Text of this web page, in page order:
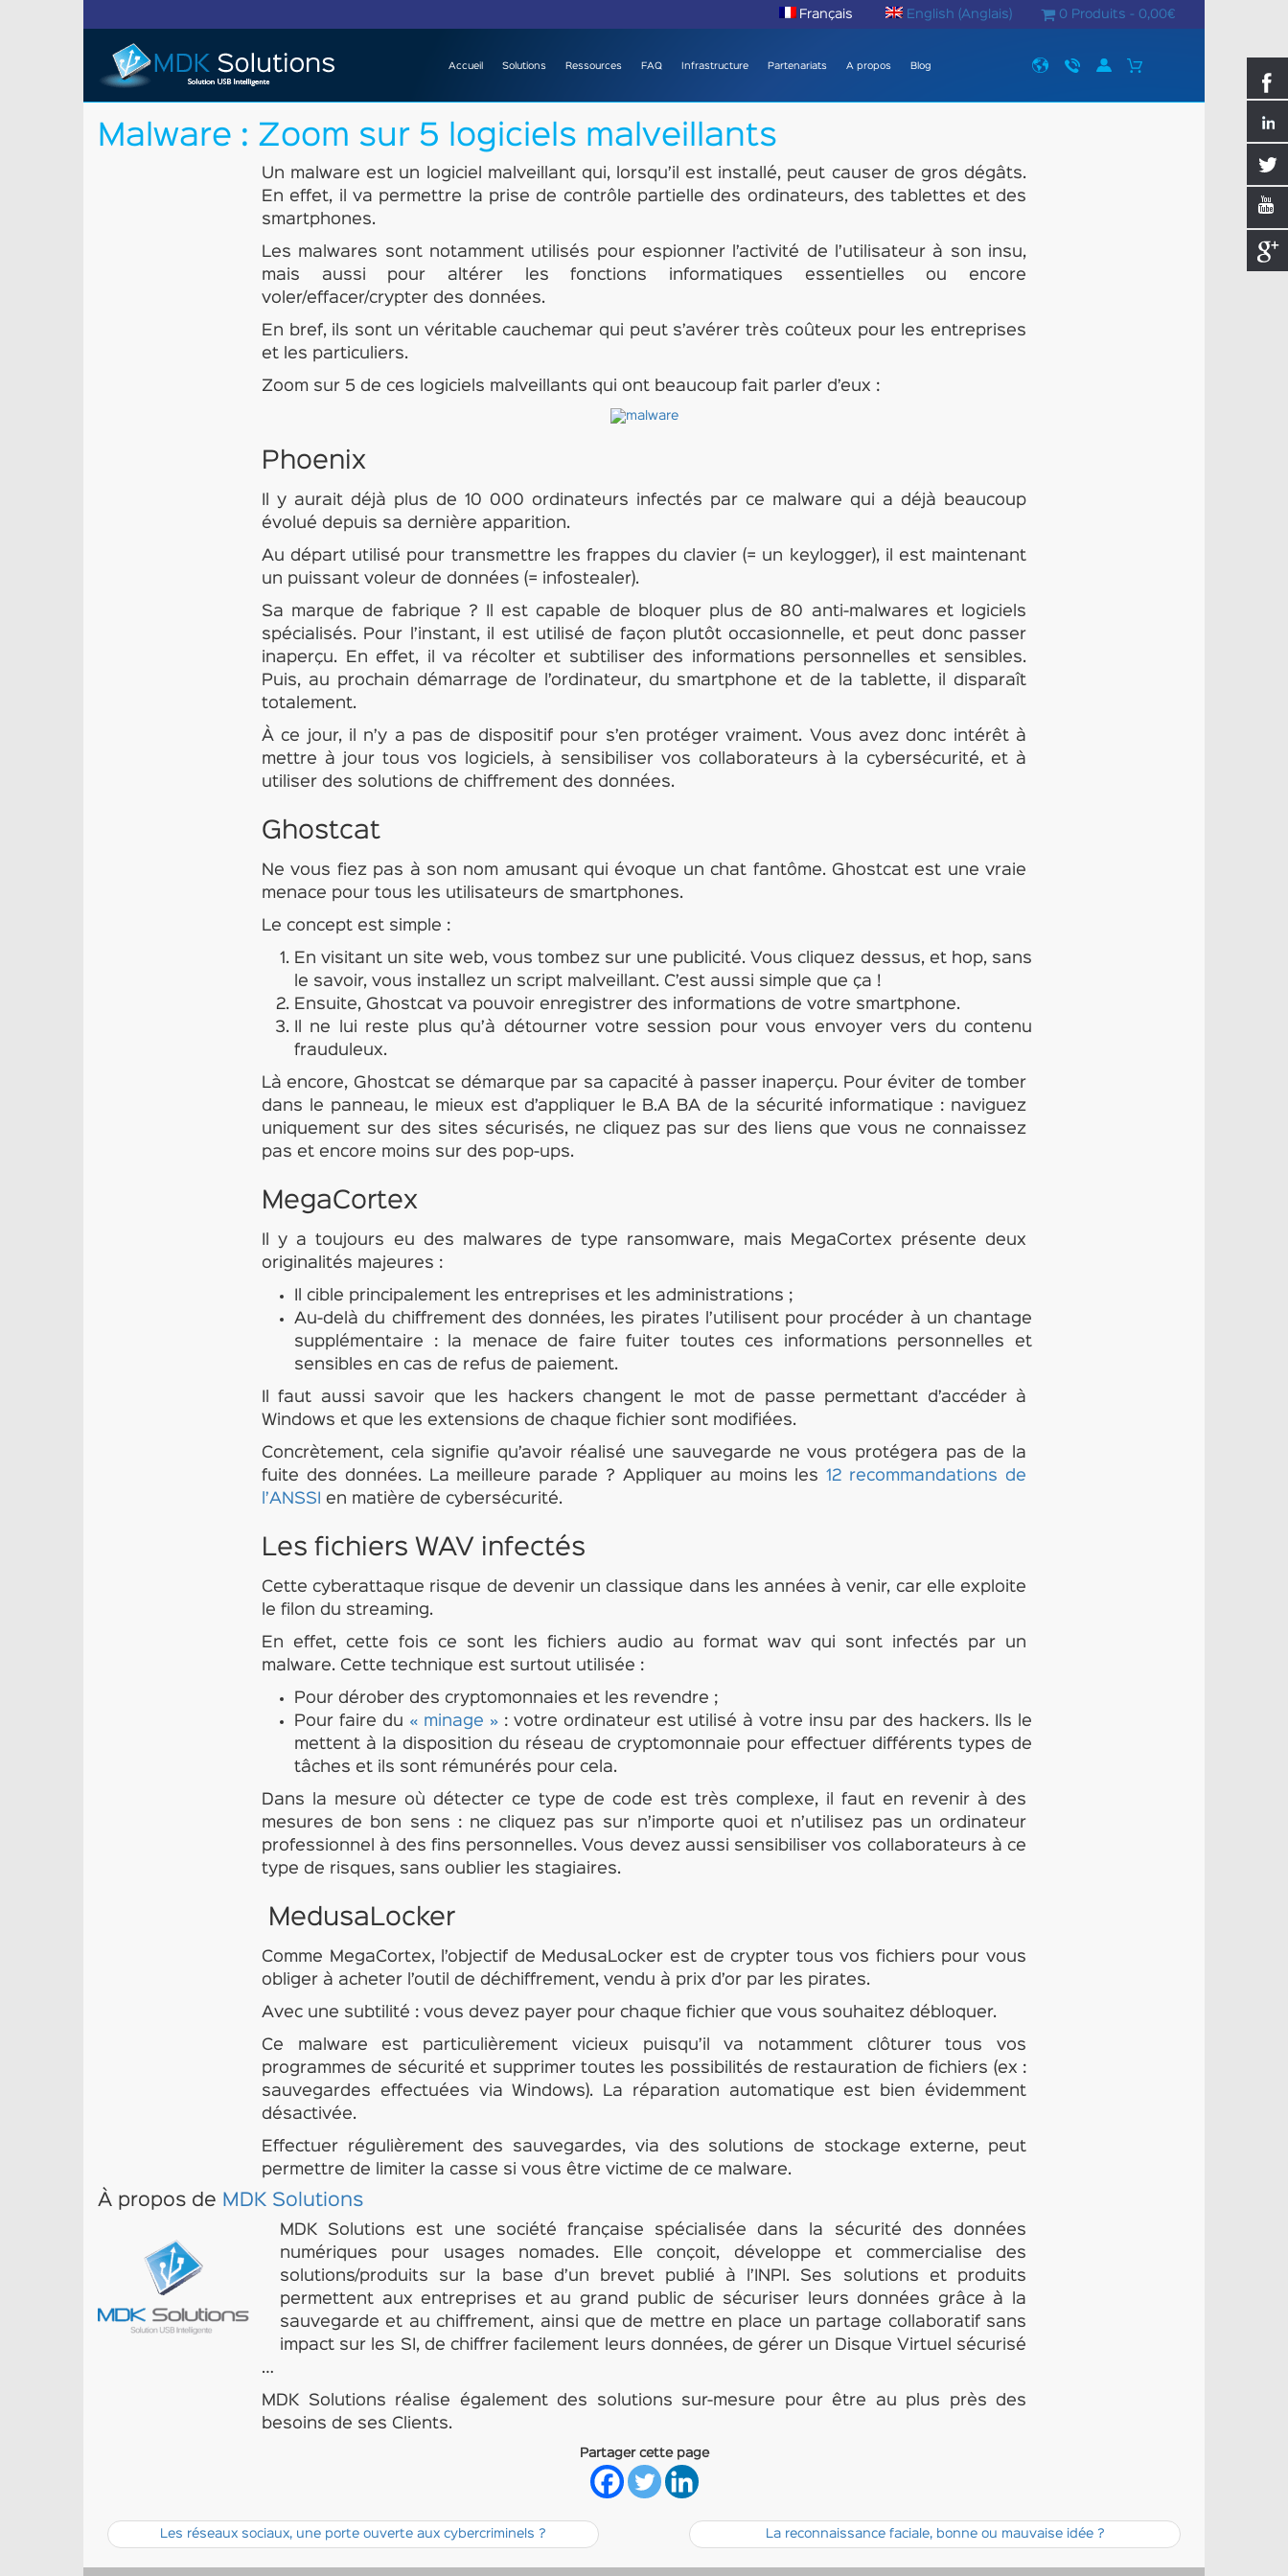
Français English ( Anglais) 0 Produits - 0,00€
Accueil Solutions Ressources FAQ Infrastructure Partenariats A propos Blog
Malware : Zoom sur 5 logiciels malveillants
Un malware est un logiciel malveillant qui, lorsqu’il est installé, peut causer de gros dégâts.
En effet, il va permettre la prise de contrôle partielle des ordinateurs, des tablettes et des
smartphones.
Les malwares sont notamment utilisés pour espionner l’activité de l’utilisateur à son insu,
mais aussi pour altérer les fonctions informatiques essentielles ou encore
voler/effacer/crypter des données.
En bref, ils sont un véritable cauchemar qui peut s’avérer très coûteux pour les entreprises
et les particuliers.
Zoom sur 5 de ces logiciels malveillants qui ont beaucoup fait parler d’eux :
Phoenix
Il y aurait déjà plus de 10 000 ordinateurs infectés par ce malware qui a déjà beaucoup
évolué depuis sa dernière apparition.
Au départ utilisé pour transmettre les frappes du clavier (= un keylogger), il est maintenant
un puissant voleur de données (= infostealer).
Sa marque de fabrique ? Il est capable de bloquer plus de 80 anti-malwares et logiciels
spécialisés. Pour l’instant, il est utilisé de façon plutôt occasionnelle, et peut donc passer
inaperçu. En effet, il va récolter et subtiliser des informations personnelles et sensibles.
Puis, au prochain démarrage de l’ordinateur, du smartphone et de la tablette, il disparaît
totalement.
À ce jour, il n’y a pas de dispositif pour s’en protéger vraiment. Vous avez donc intérêt à
mettre à jour tous vos logiciels, à sensibiliser vos collaborateurs à la cybersécurité, et à
utiliser des solutions de chiffrement des données.
Ghostcat
Ne vous fiez pas à son nom amusant qui évoque un chat fantôme. Ghostcat est une vraie
menace pour tous les utilisateurs de smartphones.
Le concept est simple :
En visitant un site web, vous tombez sur une publicité. Vous cliquez dessus, et hop, sans
le savoir, vous installez un script malveillant. C’est aussi simple que ça !
Ensuite, Ghostcat va pouvoir enregistrer des informations de votre smartphone.
Il ne lui reste plus qu’à détourner votre session pour vous envoyer vers du contenu
frauduleux.
Là encore, Ghostcat se démarque par sa capacité à passer inaperçu. Pour éviter de tomber
dans le panneau, le mieux est d’appliquer le B.A BA de la sécurité informatique : naviguez
uniquement sur des sites sécurisés, ne cliquez pas sur des liens que vous ne connaissez
pas et encore moins sur des pop-ups.
MegaCortex
Il y a toujours eu des malwares de type ransomware, mais MegaCortex présente deux
originalités majeures :
Il cible principalement les entreprises et les administrations ;
Au-delà du chiffrement des données, les pirates l’utilisent pour procéder à un chantage
supplémentaire : la menace de faire fuiter toutes ces informations personnelles et
sensibles en cas de refus de paiement.
Il faut aussi savoir que les hackers changent le mot de passe permettant d’accéder à
Windows et que les extensions de chaque fichier sont modifiées.
Concrètement, cela signifie qu’avoir réalisé une sauvegarde ne vous protégera pas de la
fuite des données. La meilleure parade ? Appliquer au moins les12 recommandations de
l’ANSSI
en matière de cybersécurité.
Les fichiers WAV infectés
Cette cyberattaque risque de devenir un classique dans les années à venir, car elle exploite
le filon du streaming.
En effet, cette fois ce sont les fichiers audio au format wav qui sont infectés par un
malware. Cette technique est surtout utilisée :
Pour dérober des cryptomonnaies et les revendre ;
Pour faire du « minage »: votre ordinateur est utilisé à votre insu par des hackers. Ils le
mettent à la disposition du réseau de cryptomonnaie pour effectuer différents types de
tâches et ils sont rémunérés pour cela.
Dans la mesure où détecter ce type de code est très complexe, il faut en revenir à des
mesures de bon sens : ne cliquez pas sur n’importe quoi et n’utilisez pas un ordinateur
professionnel à des fins personnelles. Vous devez aussi sensibiliser vos collaborateurs à ce
type de risques, sans oublier les stagiaires.
MedusaLocker
Comme MegaCortex, l’objectif de MedusaLocker est de crypter tous vos fichiers pour vous
obliger à acheter l’outil de déchiffrement, vendu à prix d’or par les pirates.
Avec une subtilité : vous devez payer pour chaque fichier que vous souhaitez débloquer.
Ce malware est particulièrement vicieux puisqu’il va notamment clôturer tous vos
programmes de sécurité et supprimer toutes les possibilités de restauration de fichiers (ex :
sauvegardes effectuées via Windows). La réparation automatique est bien évidemment
désactivée.
Effectuer régulièrement des sauvegardes, via des solutions de stockage externe, peut
permettre de limiter la casse si vous être victime de ce malware.
À propos de MDK Solutions
MDK Solutions est une société française spécialisée dans la sécurité des données
numériques pour usages nomades. Elle conçoit, développe et commercialise des
solutions/produits sur la base d’un brevet publié à l’INPI. Ses solutions et produits
permettent aux entreprises et au grand public de sécuriser leurs données grâce à la
sauvegarde et au chiffrement, ainsi que de mettre en place un partage collaboratif sans
impact sur les SI, de chiffrer facilement leurs données, de gérer un Disque Virtuel sécurisé
…
MDK Solutions réalise également des solutions sur-mesure pour être au plus près des
besoins de ses Clients.
Partager cette page
Les réseaux sociaux, une porte ouverte aux cybercriminels ? La reconnaissance faciale, bonne ou mauvaise idée ?